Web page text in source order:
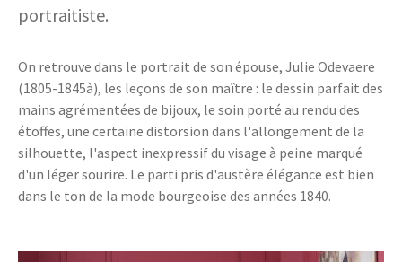
portraitiste.
On retrouve dans le portrait de son épouse, Julie Odevaere
(1805-1845à), les leçons de son maître : le dessin parfait des
mains agrémentées de bijoux, le soin porté au rendu des
étoffes, une certaine distorsion dans l'allongement de la
silhouette, l'aspect inexpressif du visage à peine marqué
d'un léger sourire. Le parti pris d'austère élégance est bien
dans le ton de la mode bourgeoise des années 1840.